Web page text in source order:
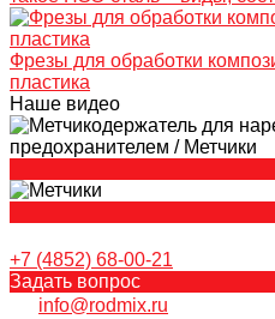
Фрезы для обработки
пластика
Наше видео
+7 (4852) 68-00-21
Задать вопрос
info@rodmix.ru